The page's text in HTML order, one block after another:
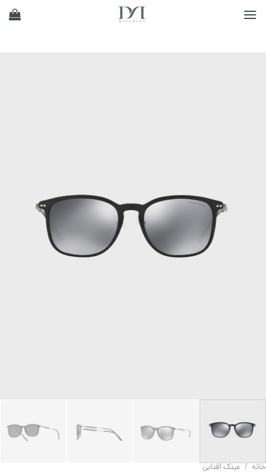
خانه / عینک آفتابی